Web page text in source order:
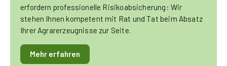
erfordern professionelle Risikoabsicherung: Wir
stehen Ihnen kompetent mit Rat und Tat beim Absatz
Ihrer Agrarerzeugnisse zur Seite.
Mehr erfahren